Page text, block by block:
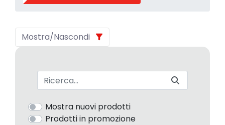
Mostra/Nascondi
Barra di ricerca
Mostra nuovi prodotti
Prodotti in promozione